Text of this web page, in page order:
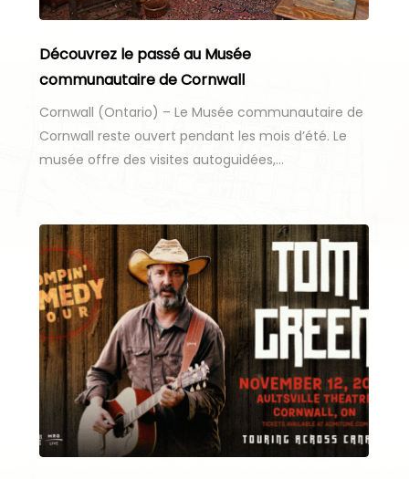
Découvrez le passé au Musée
communautaire de Cornwall
Cornwall (Ontario) – Le Musée communautaire de
Cornwall reste ouvert pendant les mois d’été. Le
musée offre des visites autoguidées,…